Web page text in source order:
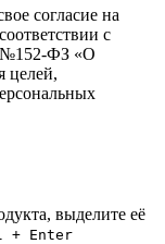
согласие на
с
№152-ФЗ «О
целей,
выделите её
+ Enter